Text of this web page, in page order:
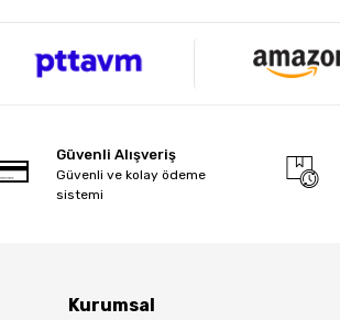
Güvenli Alışveriş
Güvenli ve kolay ödeme
sistemi
Kurumsal